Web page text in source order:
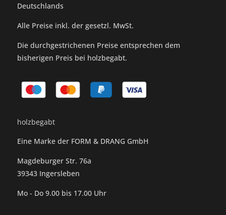
Deutschlands
Alle Preise inkl. der gesetzl. MwSt.
Die durchgestrichenen Preise entsprechen dem
bisherigen Preis bei holzbegabt.
holzbegabt
Eine Marke der FORM & DRANG GmbH
Magdeburger Str. 76a
39343 Ingersleben
Mo - Do 9.00 bis 17.00 Uhr